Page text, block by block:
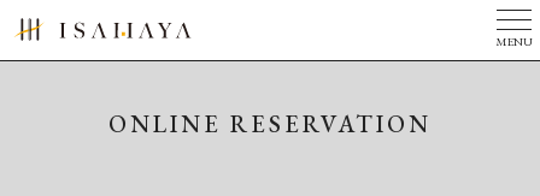
MENU
ONLINE RESERVATION